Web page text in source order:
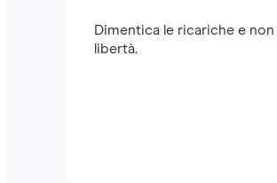
Dimentica le ricariche e
libertà.